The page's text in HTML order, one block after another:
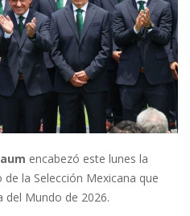
encabezó este lunes la
la Selección Mexicana que
del Mundo de 2026.